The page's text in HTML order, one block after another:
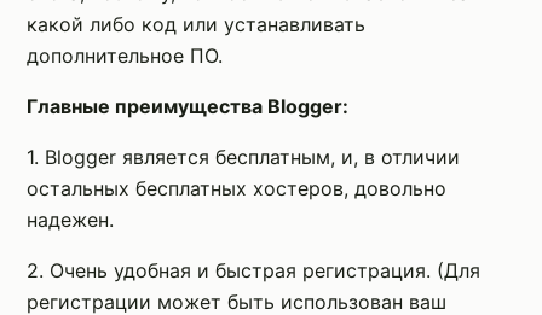
какой либо код или устанавливать
дополнительное ПО.
Главные преимущества Blogger:
1. Blogger является бесплатным, и, в отличии
остальных бесплатных хостеров, довольно
надежен.
2. Очень удобная и быстрая регистрация. (Для
регистрации может быть использован ваш